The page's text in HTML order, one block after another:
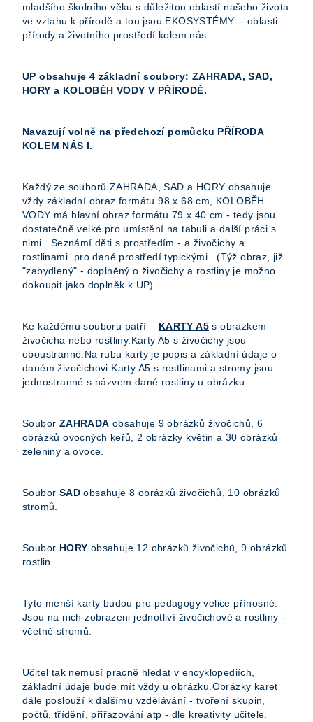
mladšího školního věku s důležitou oblastí našeho života
ve vztahu k přírodě a tou jsou EKOSYSTÉMY - oblasti
přírody a životního prostředí kolem nás.
UP obsahuje 4 základní soubory: ZAHRADA, SAD,
HORY a KOLOBĚH VODY V PŘÍRODĚ.
Navazují volně na předchozí pomůcku PŘÍRODA
KOLEM NÁS I.
Každý ze souborů ZAHRADA, SAD a HORY obsahuje
vždy základní obraz formátu 98 x 68 cm, KOLOBĚH
VODY má hlavní obraz formátu 79 x 40 cm - tedy jsou
dostatečně velké pro umístění na tabuli a další práci s
nimi. Seznámí děti s prostředím - a živočichy a
rostlinami pro dané prostředí typickými. (Týž obraz, již
"zabydlený" - doplněný o živočichy a rostliny je možno
dokoupit jako doplněk k UP).
Ke každému souboru patří – KARTY A5 s obrázkem
živočicha nebo rostliny.Karty A5 s živočichy jsou
oboustranné.Na rubu karty je popis a základní údaje o
daném živočichovi.Karty A5 s rostlinami a stromy jsou
jednostranné s názvem dané rostliny u obrázku.
Soubor ZAHRADA obsahuje 9 obrázků živočichů, 6
obrázků ovocných keřů, 2 obrázky květin a 30 obrázků
zeleniny a ovoce.
Soubor SAD obsahuje 8 obrázků živočichů, 10 obrázků
stromů.
Soubor HORY obsahuje 12 obrázků živočichů, 9 obrázků
rostlin.
Tyto menší karty budou pro pedagogy velice přínosné.
Jsou na nich zobrazeni jednotliví živočichové a rostliny -
včetně stromů.
Učitel tak nemusí pracně hledat v encyklopediích,
základní údaje bude mít vždy u obrázku.Obrázky karet
dále poslouží k dalšímu vzdělávání - tvoření skupin,
počtů, třídění, přiřazování atp - dle kreativity učitele.